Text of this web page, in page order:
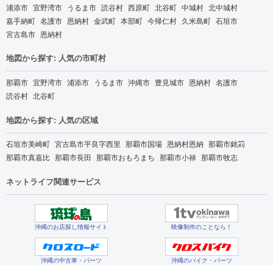
浦添市 宜野湾市 うるま市 読谷村 西原町 北谷町 中城村 北中城村
嘉手納町 名護市 恩納村 金武町 本部町 今帰仁村 久米島町 石垣市
宮古島市 恩納村
地図から探す: 人気の市町村
那覇市 宜野湾市 浦添市 うるま市 沖縄市 豊見城市 恩納村 名護市
読谷村 北谷町
地図から探す: 人気の区域
石垣市美崎町 宮古島市平良字西里 那覇市国場 恩納村恩納 那覇市銘苅
那覇市真嘉比 那覇市長田 那覇市おもろまち 那覇市小禄 那覇市牧志
ネットライフ関連サービス
沖縄のお店探し情報サイト 映像制作のことなら！
沖縄の中古車・パーツ 沖縄のバイク・パーツ